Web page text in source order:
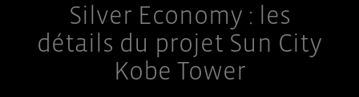
Silver Economy : les
détails du projet Sun City
Kobe Tower